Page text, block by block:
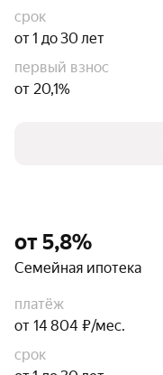
срок
от 1 до 30 лет
первый взнос
от 20,1%
от 5,8%
Семейная ипотека
платёж
от 14 804 ₽/мес.
срок